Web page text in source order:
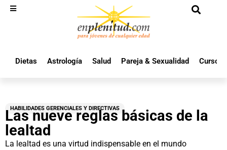
Dietas Astrología Salud Pareja & Sexualidad Cursos
HABILIDADES GERENCIALES Y DIRECTIVAS
Las nueve reglas básicas de la
lealtad
La lealtad es una virtud indispensable en el mundo